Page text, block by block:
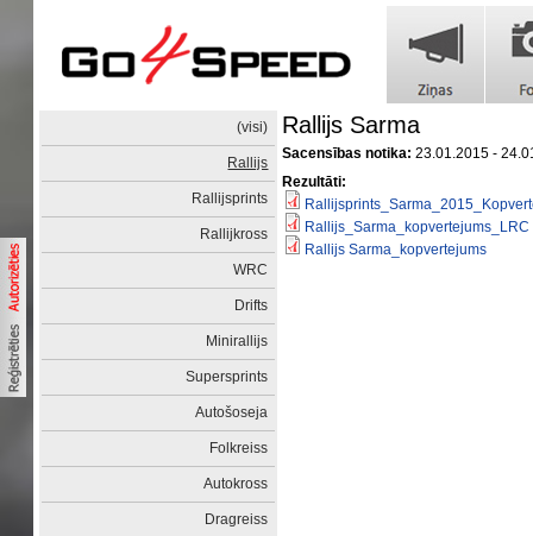
(visi)
Rallijs
Rallijsprints
Rallijkross
WRC
Drifts
Minirallijs
Supersprints
Autošoseja
Folkreiss
Autokross
Dragreiss
Rallijs Sarma
Sacensības notika: 23.01.2015 -
Rezultāti:
Rallijs_Sarma_kopvertejums_LRC
Rallijs Sarma_kopvertejums